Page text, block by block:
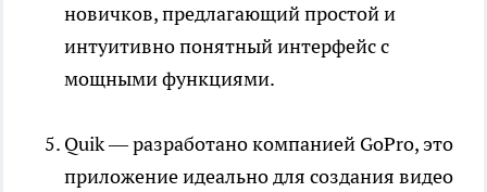
новичков, предлагающий простой и
интуитивно понятный интерфейс с
мощными функциями.
Quik — разработано компанией GoPro, это
приложение идеально для создания видео